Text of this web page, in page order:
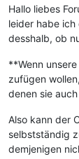
Hallo liebes
leider habe
desshalb, ob
**Wenn
zufügen
denen sie
Also kann der
selbstständig
demjenigen